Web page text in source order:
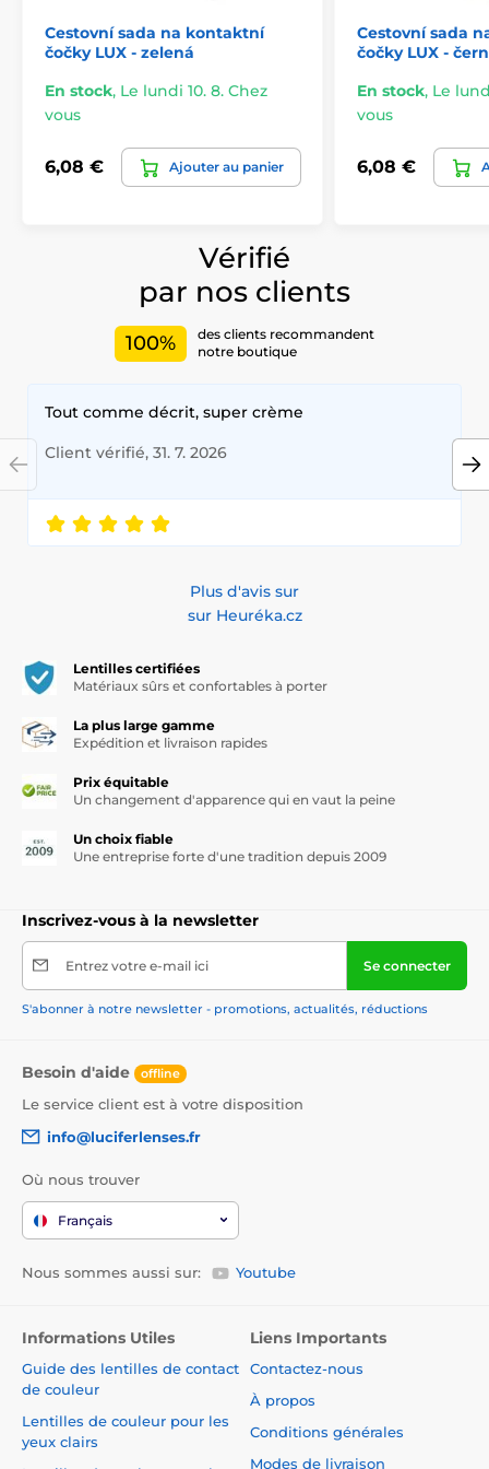
Cestovní sada na kontaktní
čočky LUX - zelená
En stock, Le lundi 10. 8. Chez
vous
6,08 € Ajouter au panier
Cestovní sada
čočky LUX -
En stock, Le
vous
6,08 €
Vérifié
par nos clients
100%
des clients recommandent
notre boutique
Tout comme décrit, super crème
Client vérifié, 31. 7. 2026
Plus d'avis sur
sur Heuréka.cz
Lentilles certifiées
Matériaux sûrs et confortables à porter
La plus large gamme
Expédition et livraison rapides
Prix équitable
Un changement d'apparence qui en vaut la peine
Un choix fiable
Une entreprise forte d'une tradition depuis 2009
Inscrivez-vous à la newsletter
Entrez votre e-mail ici Se connecter
S'abonner à notre newsletter - promotions, actualités, réductions
Besoin d'aide offline
Le service client est à votre disposition
info@luciferlenses.fr
Où nous trouver
Français
Nous sommes aussi sur: Youtube
Informations Utiles
Guide des lentilles de contact
de couleur
Lentilles de couleur pour les
yeux clairs
Liens Importants
Contactez-nous
À propos
Conditions générales
Modes de livraison